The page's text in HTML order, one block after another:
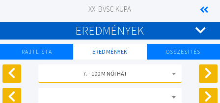
XX. BVSC KUPA
EREDMÉNYEK
RAJTLISTA EREDMÉNYEK ÖSSZESÍTÉS
7. - 100 M NŐI HÁT